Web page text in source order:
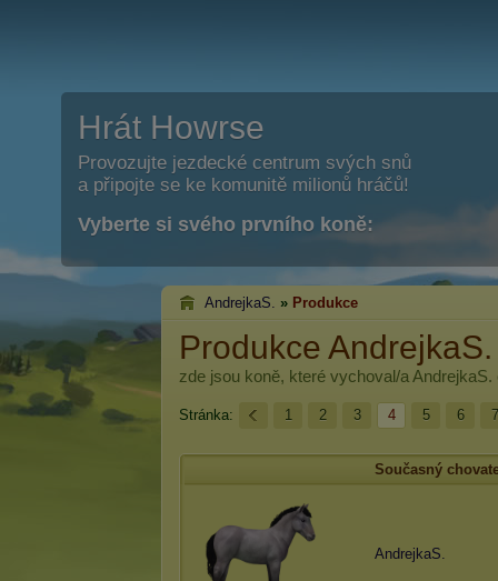
Hrát Howrse
Provozujte jezdecké centrum svých snů
a připojte se ke komunitě milionů hráčů!
Vyberte si svého prvního koně:
AndrejkaS. » Produkce
Produkce AndrejkaS.
zde jsou koně, které vychoval/a AndrejkaS.
Stránka: 1 2 3 4 5 6 7
Současný
AndrejkaS.